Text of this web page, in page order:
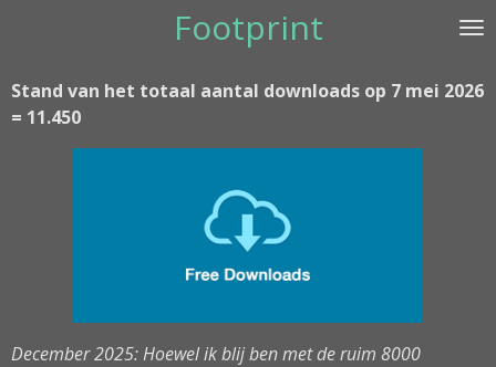
de
hoofdinhoud
Footprint
Stand van het totaal aantal downloads op 7 mei 2026
= 11.450
December 2025: Hoewel ik blij ben met de ruim 8000